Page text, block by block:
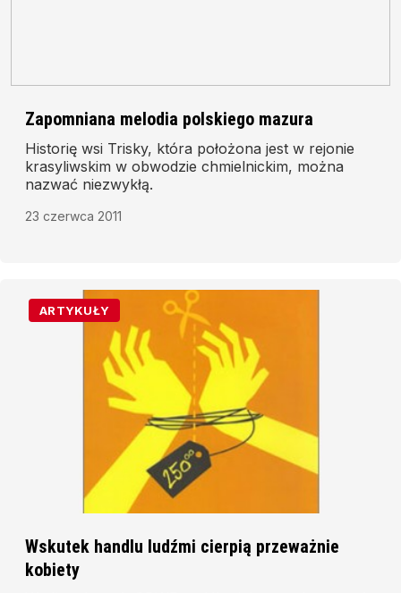
Zapomniana melodia polskiego mazura
Historię wsi Trisky, która położona jest w rejonie
krasyliwskim w obwodzie chmielnickim, można
nazwać niezwykłą.
23 czerwca 2011
ARTYKUŁY
Wskutek handlu ludźmi cierpią przeważnie
kobiety